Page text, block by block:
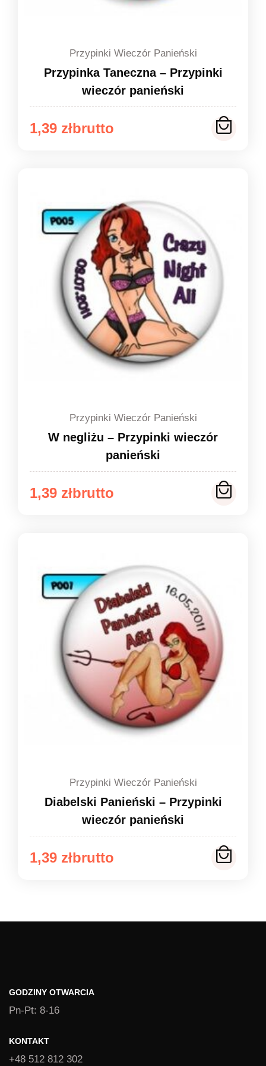
Przypinki Wieczór Panieński
Przypinka Taneczna – Przypinki
wieczór panieński
1,39 zł
Zakres
do
1,49 zł
Przypinki Wieczór Panieński
W negliżu – Przypinki wieczór
panieński
1,39 zł
Zakres
do
1,49 zł
Przypinki Wieczór Panieński
Diabelski Panieński – Przypinki
wieczór panieński
1,39 zł
Zakres
1,39 zł
GODZINY OTWARCIA
Pn-Pt: 8-16
KONTAKT
+48 512 812 302